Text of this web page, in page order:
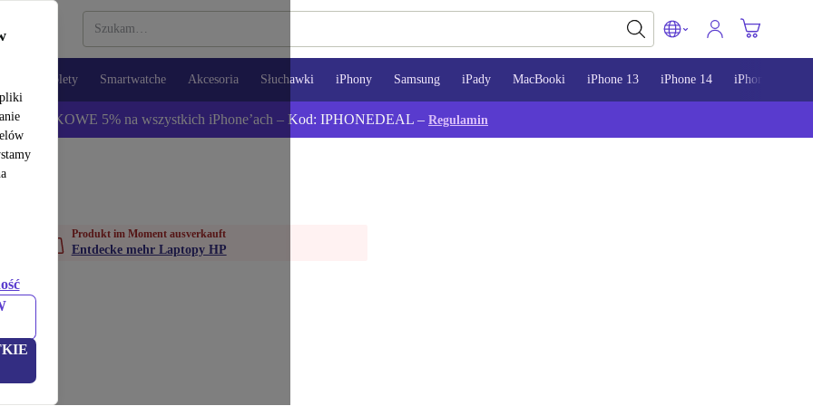
Tablety Smartwatche Akcesoria Słuchawki iPhony Samsung iPady MacBooki iPhone 13 iPhone 14 iPhone 15
DODATKOWE 5% na wszystkich iPhone’ach – Kod: IPHONEDEAL – Regulamin
Produkt im Moment ausverkauft
Entdecke mehr Laptopy HP